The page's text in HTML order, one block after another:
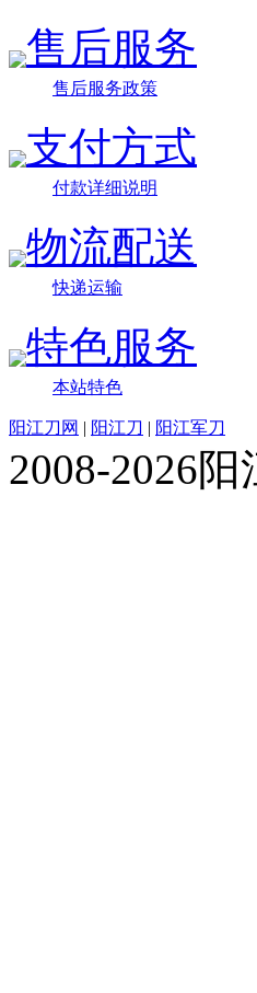
售后服务
售后服务政策
支付方式
付款详细说明
物流配送
快递运输
特色服务
本站特色
阳江刀网 | 阳江刀 | 阳江军刀
2008-2026